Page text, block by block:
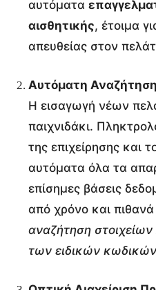
αυτόματα
αισθητικής, έτοιμα
απευθείας στον
Αυτόματη
Η εισαγωγή νέων
παιχνιδάκι.
της επιχείρησης και
αυτόματα όλα τα
επίσημες βάσεις
από χρόνο και
αναζήτηση
των ειδικών